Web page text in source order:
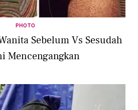
PHOTO
Sebelum Vs Sesudah
Mencengangkan